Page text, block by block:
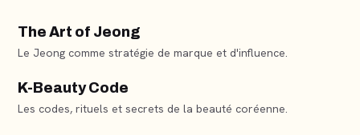
정
Hana Tolio
The Art of Jeong
Le Jeong comme stratégie de marque et d'influence.
뷰티
K-Beauty Code
Les codes, rituels et secrets de la beauté coréenne.